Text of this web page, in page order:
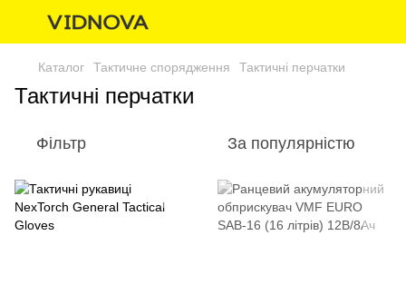
Каталог Тактичне спорядження Тактичні перчатки
Тактичні перчатки
Фільтр За популярністю